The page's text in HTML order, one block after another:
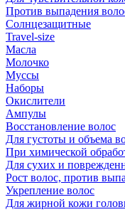
Против выпадения
Солнцезащитные
Travel-size
Масла
Молочко
Муссы
Наборы
Окислители
Ампулы
Восстановление волос
Для густоты и объема
При химической
Для сухих и
Рост волос, против
Укрепление волос
Для жирной кожи